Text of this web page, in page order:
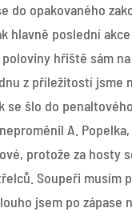
do opakovaného
hlavně poslední
hřiště sám na
z příležitostí jsme
se šlo do
A. Popelka,
protože za hosty
Soupeři musím
jsem po zápase